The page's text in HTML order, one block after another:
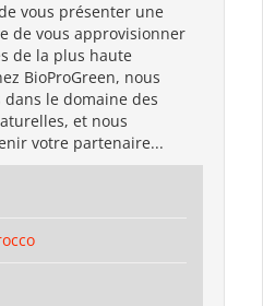
vous présenter une
de vous approvisionner
de la plus haute
BioProGreen, nous
le domaine des
et nous
votre partenaire...